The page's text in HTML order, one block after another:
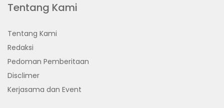
Tentang Kami
Tentang Kami
Redaksi
Pedoman Pemberitaan
Disclimer
Kerjasama dan Event